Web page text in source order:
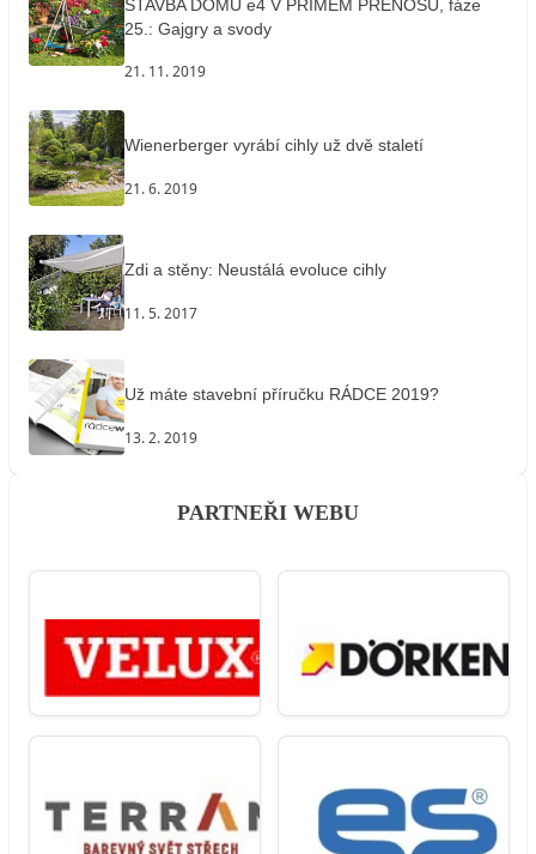
STAVBA DOMU e4 V PŘÍMÉM PŘENOSU, fáze
25.: Gajgry a svody
21. 11. 2019
Wienerberger vyrábí cihly už dvě staletí
21. 6. 2019
Zdi a stěny: Neustálá evoluce cihly
11. 5. 2017
Už máte stavební příručku RÁDCE 2019?
13. 2. 2019
PARTNEŘI WEBU